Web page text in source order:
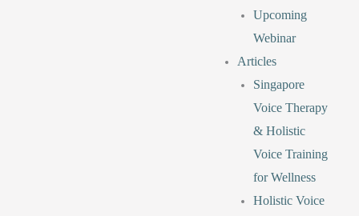
Upcoming
Webinar
Articles
Singapore
Voice Therapy
& Holistic
Voice Training
for Wellness
Holistic Voice